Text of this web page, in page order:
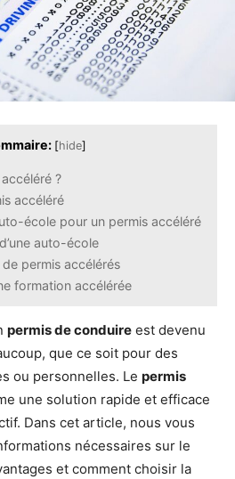
[hide]
accéléré ?
accéléré
école pour un permis accéléré
auto-école
permis accélérés
formation accélérée
permis de conduire est devenu
que ce soit pour des
ou personnelles. Le permis
une solution rapide et efficace
Dans cet article, nous vous
nécessaires sur le
et comment choisir la